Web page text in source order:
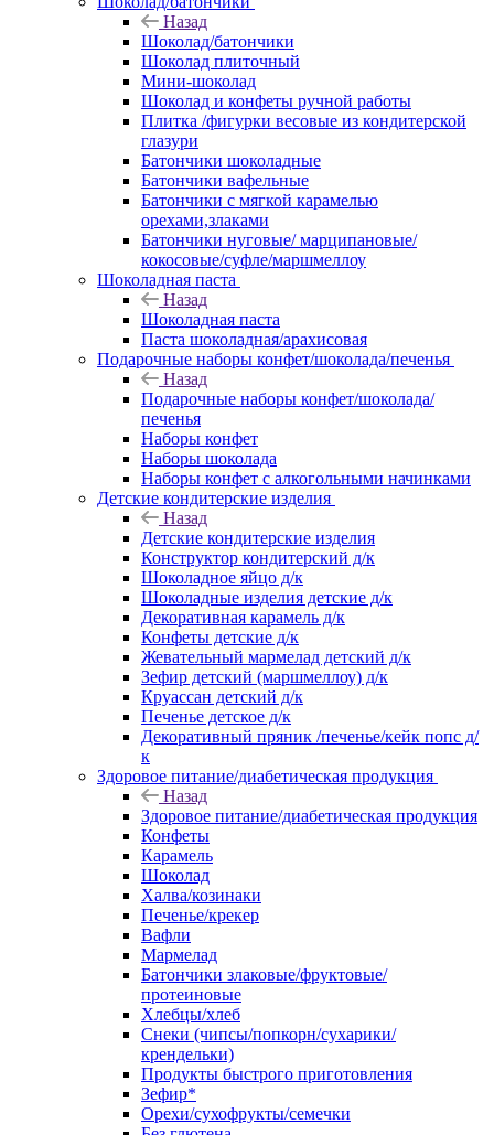
Назад
Шоколад/батончики
Шоколад плиточный
Мини-шоколад
Шоколад и конфеты ручной работы
Плитка /фигурки весовые из кондитерской
глазури
Батончики шоколадные
Батончики вафельные
Батончики с мягкой карамелью
орехами,злаками
Батончики нуговые/ марципановые/
кокосовые/суфле/маршмеллоу
Шоколадная паста
Назад
Шоколадная паста
Паста шоколадная/арахисовая
Подарочные наборы конфет/шоколада/печенья
Назад
Подарочные наборы конфет/шоколада/
печенья
Наборы конфет
Наборы шоколада
Наборы конфет с алкогольными начинками
Детские кондитерские изделия
Назад
Детские кондитерские изделия
Конструктор кондитерский д/к
Шоколадное яйцо д/к
Шоколадные изделия детские д/к
Декоративная карамель д/к
Конфеты детские д/к
Жевательный мармелад детский д/к
Зефир детский (маршмеллоу) д/к
Круассан детский д/к
Печенье детское д/к
Декоративный пряник /печенье/кейк попс д/
к
Здоровое питание/диабетическая продукция
Назад
Здоровое питание/диабетическая продукция
Конфеты
Карамель
Шоколад
Халва/козинаки
Печенье/крекер
Вафли
Мармелад
Батончики злаковые/фруктовые/
протеиновые
Хлебцы/хлеб
Снеки (чипсы/попкорн/сухарики/
крендельки)
Продукты быстрого приготовления
Зефир*
Орехи/сухофрукты/семечки